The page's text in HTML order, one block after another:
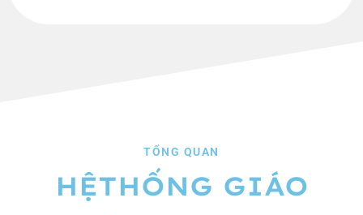
TỔNG QUAN
HỆTHỐNG GIÁO